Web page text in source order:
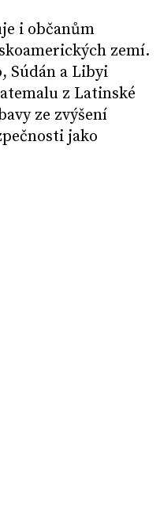
i občanům
zemí.
Súdán a Libyi
z Latinské
ze zvýšení
jako